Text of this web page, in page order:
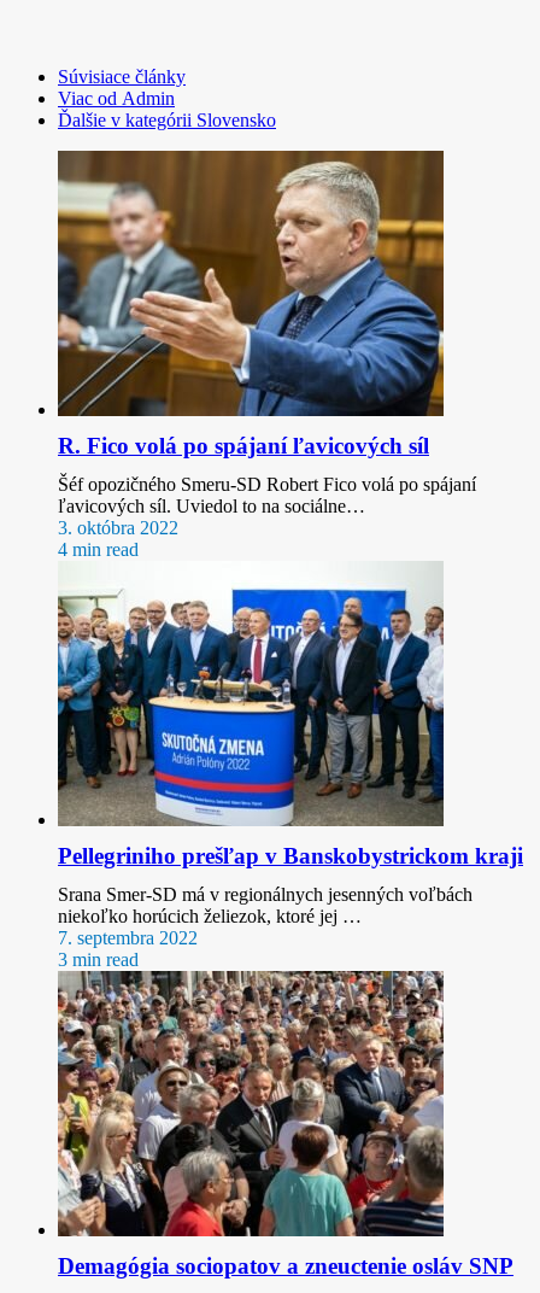
Súvisiace články
Viac od Admin
Ďalšie v kategórii Slovensko
R. Fico volá po spájaní ľavicových síl
Šéf opozičného Smeru-SD Robert Fico volá po spájaní
ľavicových síl. Uviedol to na sociálne…
3. októbra 2022
4 min read
Pellegriniho prešľap v Banskobystrickom kraji
Srana Smer-SD má v regionálnych jesenných voľbách
niekoľko horúcich želiezok, ktoré jej …
7. septembra 2022
3 min read
Demagógia sociopatov a zneuctenie osláv SNP